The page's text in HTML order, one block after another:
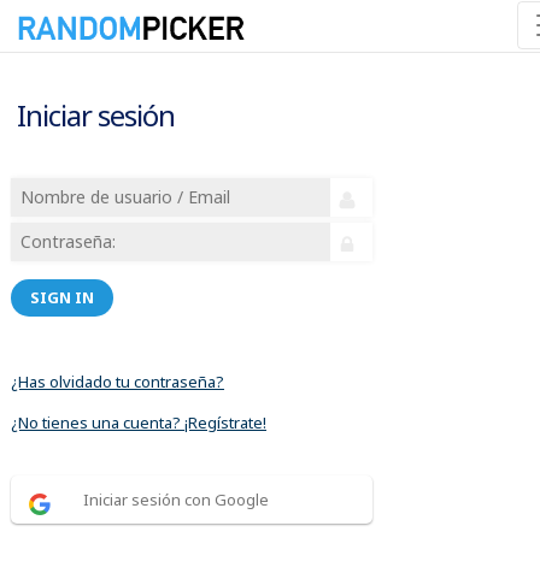
Iniciar sesión
SIGN IN
¿Has olvidado tu contraseña?
¿No tienes una cuenta? ¡Regístrate!
Iniciar sesión con Google